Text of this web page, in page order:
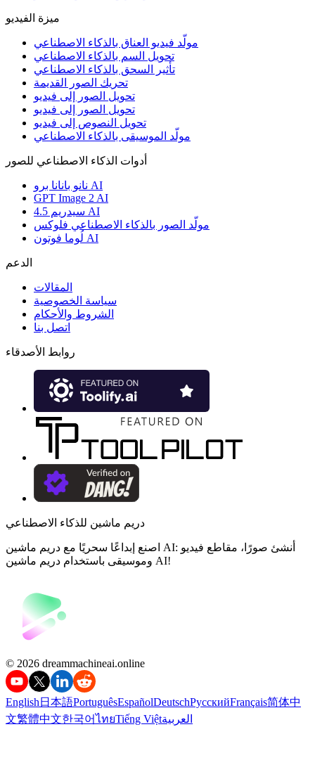
ميزة الفيديو
مولّد فيديو العناق بالذكاء الاصطناعي
تحويل السم بالذكاء الاصطناعي
تأثير السحق بالذكاء الاصطناعي
تحريك الصور القديمة
تحويل الصور إلى فيديو
تحويل الصور إلى فيديو
تحويل النصوص إلى فيديو
مولّد الموسيقى بالذكاء الاصطناعي
أدوات الذكاء الاصطناعي للصور
نانو بانانا برو AI
GPT Image 2 AI
سيدريم 4.5 AI
مولّد الصور بالذكاء الاصطناعي فلوكس
لُوما فوتون AI
الدعم
المقالات
سياسة الخصوصية
الشروط والأحكام
اتصل بنا
روابط الأصدقاء
دريم ماشين للذكاء الاصطناعي
اصنع إبداعًا سحريًا مع دريم ماشين AI: أنشئ صورًا، مقاطع فيديو
وموسيقى باستخدام دريم ماشين AI!
©️ 2026 dreammachineai.online
English 日本語PortuguêsEspañolDeutschРусскийFrançais简体中
文繁體中文한국어ไทยTiếng Việtالعربية